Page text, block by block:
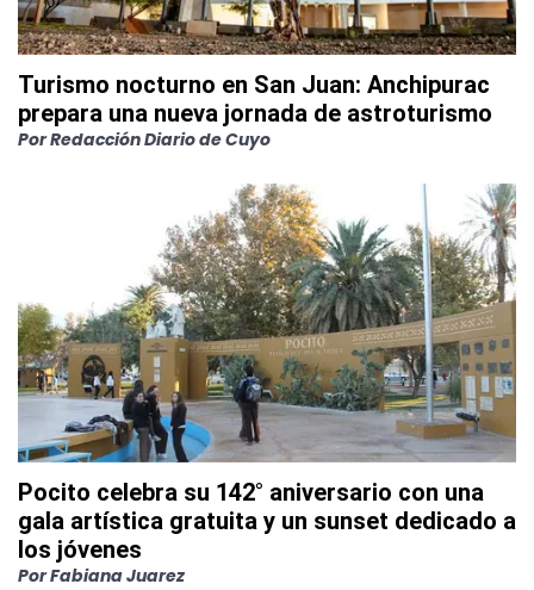
Turismo nocturno en San Juan: Anchipurac
prepara una nueva jornada de astroturismo
PorRedacción Diario de Cuyo
Pocito celebra su 142° aniversario con una
gala artística gratuita y un sunset dedicado a
los jóvenes
PorFabiana Juarez